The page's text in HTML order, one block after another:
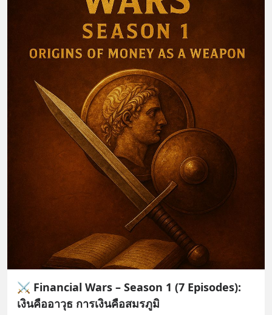
⚔️ Financial Wars – Season 1 (7 Episodes):
เงินคืออาวุธ การเงินคือสมรภูมิ